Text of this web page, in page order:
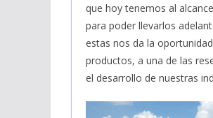
que hoy tenemos al
para poder llevarlos
estas nos da la
productos, a una de las
el desarrollo de nuestras